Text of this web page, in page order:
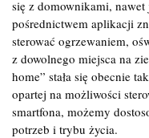
się z domownikami,
pośrednictwem aplikacji
sterować ogrzewaniem,
z dowolnego miejsca na
home” stała się obecnie
opartej na możliwości
smartfona, możemy
potrzeb i trybu życia.